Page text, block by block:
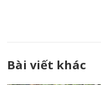
Bài viết khác